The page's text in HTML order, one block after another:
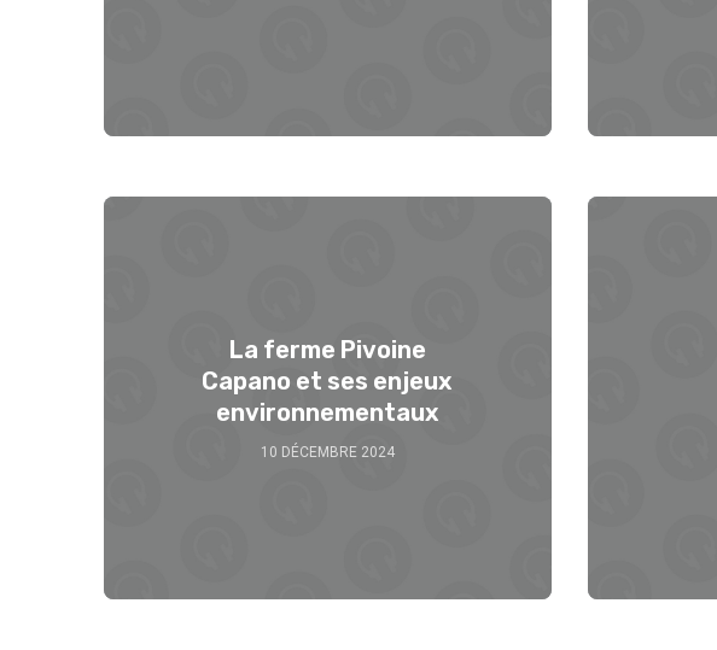
La ferme Pivoine
Capano et ses enjeux
environnementaux
10 DÉCEMBRE 2024